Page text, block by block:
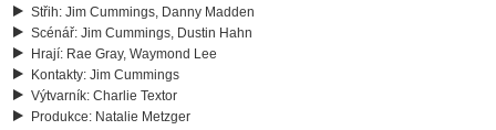
Střih: Jim Cummings, Danny Madden
Scénář: Jim Cummings, Dustin Hahn
Hrají: Rae Gray, Waymond Lee
Kontakty: Jim Cummings
Výtvarník: Charlie Textor
Produkce: Natalie Metzger